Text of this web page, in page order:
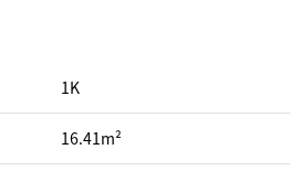
1K
16.41m²